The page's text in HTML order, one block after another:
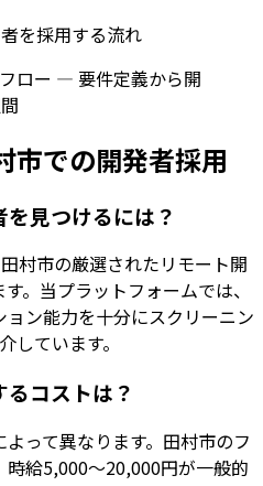
を採用する流れ
ロー — 要件定義から開
市での開発者採用
見つけるには？
村市の厳選されたリモート開
。当プラットフォームでは、
ン能力を十分にスクリーニン
しています。
コストは？
って異なります。田村市のフ
時給5,000〜20,000円が一般的